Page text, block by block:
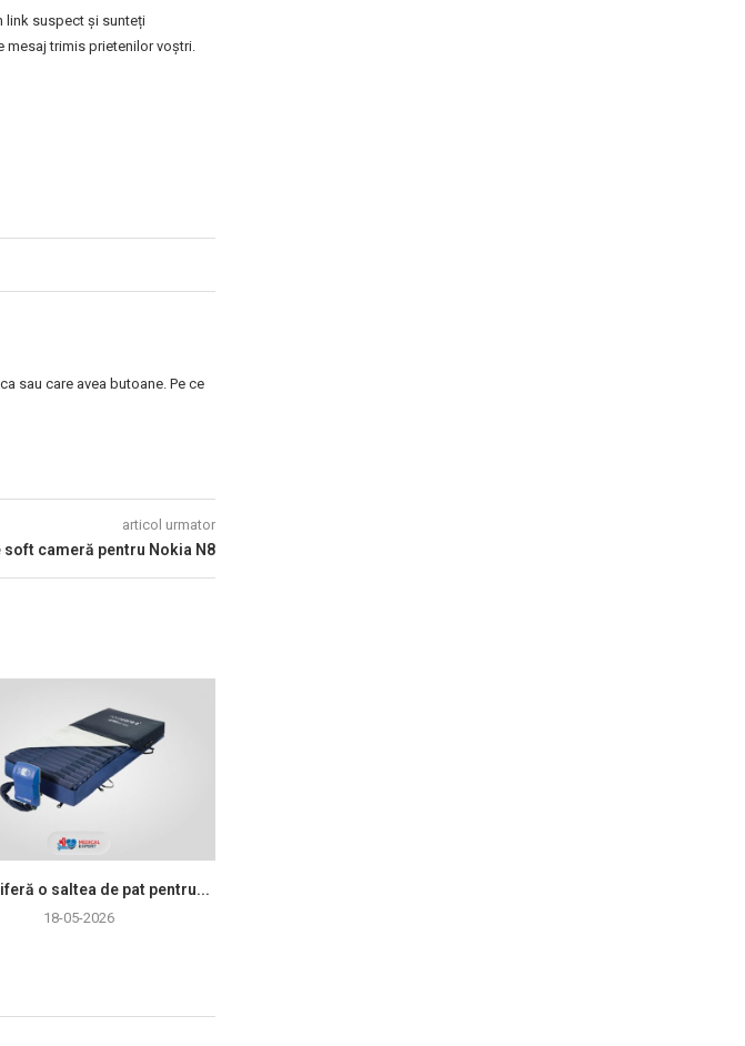
link suspect și sunteți
mesaj trimis prietenilor voștri.
sau care avea butoane. Pe ce
articol urmator
soft cameră pentru Nokia N8
o saltea de pat pentru...
18-05-2026